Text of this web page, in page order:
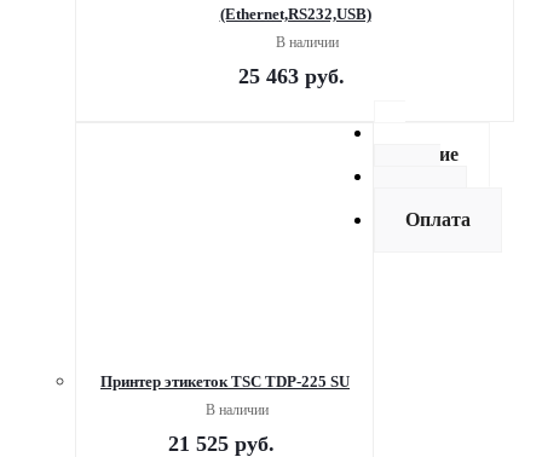
(Ethernet,RS232,USB)
В наличии
25 463руб.
Принтер этикеток TSC TDP-225 SU
В наличии
21 525руб.
Описание
Оплата